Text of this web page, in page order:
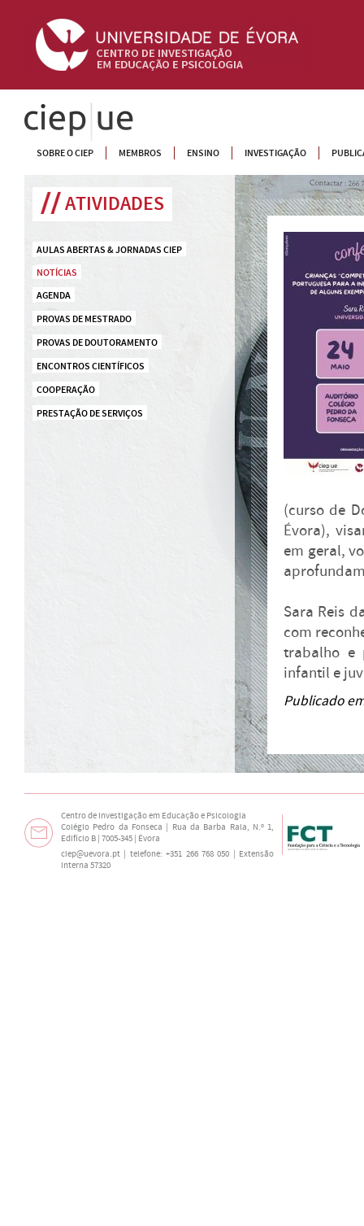
CIEP
SOBRE O CIEP MEMBROS ENSINO INVESTIGAÇÃO
ATIVIDADES
AULAS ABERTAS & JORNADAS CIEP
NOTÍCIAS
AGENDA
PROVAS DE MESTRADO
PROVAS DE DOUTORAMENTO
ENCONTROS CIENTÍFICOS
COOPERAÇÃO
PRESTAÇÃO DE SERVIÇOS
(curso de
Évora),
em geral,
Sara Reis
com
trabalho e
infantil e
Publicado
Centro de Investigação em Educação e Psicologia
Colégio Pedro da Fonseca | Rua da Barba Rala, N.º 1,
Edifício B | 7005-345 | Évora
ciep@uevora.pt | telefone: +351 266 768 050 | Extensão
interna 57320